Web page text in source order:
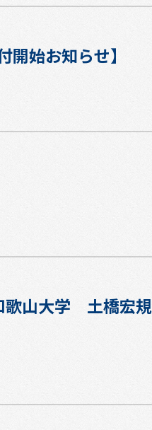
開始お知らせ】
歌山大学 土橋宏規